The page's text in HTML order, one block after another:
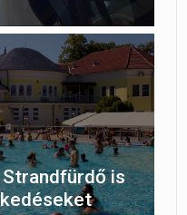
Strandfürdő is